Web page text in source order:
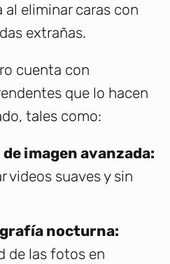
eliminar caras con
extrañas.
cuenta con
que lo hacen
tales como:
imagen avanzada:
videos suaves y sin
nocturna:
de las fotos en